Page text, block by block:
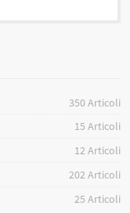
350Articoli
15 Articoli
12Articoli
202Articoli
25 Articoli